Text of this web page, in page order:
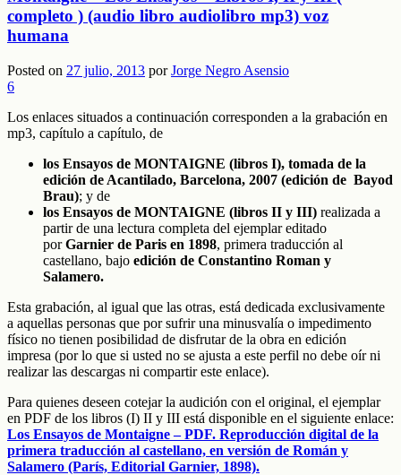
completo ) (audio libro audiolibro mp3) voz
humana
Posted on 27 julio, 2013 porJorge Negro Asensio
6
Los enlaces situados a continuación corresponden a la grabación en
mp3, capítulo a capítulo, de
los Ensayos de MONTAIGNE (libros I), tomada de la
edición de Acantilado, Barcelona, 2007 (edición de Bayod
Brau); y de
los Ensayos de MONTAIGNE (libros II y III) realizada a
partir de una lectura completa del ejemplar editado
porGarnier de Paris en 1898, primera traducción al
castellano, bajo edición de Constantino Roman y
Salamero.
Esta grabación, al igual que las otras, está dedicada exclusivamente
a aquellas personas que por sufrir una minusvalía o impedimento
físico no tienen posibilidad de disfrutar de la obra en edición
impresa (por lo que si usted no se ajusta a este perfil no debe oír ni
realizar las descargas ni compartir este enlace).
Para quienes deseen cotejar la audición con el original, el ejemplar
en PDF de los libros (I) II y III está disponible en el siguiente enlace:
Los Ensayos de Montaigne – PDF. Reproducción digital de la
primera traducción al castellano, en versión de Román y
Salamero (París, Editorial Garnier, 1898).